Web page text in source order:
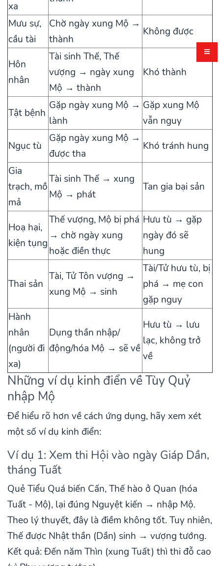
xa
Mưu sự,
cầu tài
Chờ ngày xung Mộ →
thành
Không được
Hôn
nhân
Tài sinh Thế, Thế
vượng → ngày xung
Mộ → thành
Khó thành
Tật bệnh
Gặp ngày xung Mộ →
lành
Gặp xung Mộ
vẫn nguy
Ngục tù
Gặp ngày xung Mộ →
được tha
Khó tránh hung
Gia
trạch, mồ
mả
Tài sinh Thế → xung
Mộ → phát
Tan gia bại sản
Hoạ hại,
kiện tụng
Thế vượng, Mộ bị phá
→ chờ ngày xung
hoặc điền thực
Hưu tù → gặp
ngày đó sẽ
hung
Thai sản
Tài, Tử Tôn vượng →
xung Mộ → sinh
Tài/Tử hưu tù, bị
phá → mẹ con
gặp nguy
Hành
nhân
(người đi
xa)
Dụng thần nhập/
động/hóa Mộ → sẽ về
Hưu tù → lưu
lạc, không trở
về
Những ví dụ kinh điển về Tùy Quỷ
nhập Mộ
Để hiểu rõ hơn về cách ứng dụng, hãy xem xét
một số ví dụ kinh điển:
Ví dụ 1: Xem thi Hội vào ngày Giáp Dần,
tháng Tuất
Quẻ Tiểu Quá biến Cấn, Thế hào ở Quan (hóa
Tuất - Mộ), lại đúng Nguyệt kiến → nhập Mộ.
Theo lý thuyết, đây là điềm không tốt. Tuy nhiên,
Thế được Nhật thần (Dần) sinh → vượng tướng.
Kết quả: Đến năm Thìn (xung Tuất) thì thi đỗ cao